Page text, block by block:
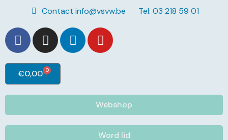
Contact info@vsvw.be Tel: 03 218 59 01
€0,00 0
Webshop
Word lid